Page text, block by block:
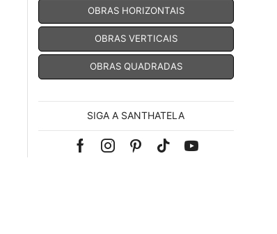
OBRAS HORIZONTAIS
OBRAS VERTICAIS
OBRAS QUADRADAS
SIGA A SANTHATELA
FacebookInstagramPinterest
Tik-Youtube